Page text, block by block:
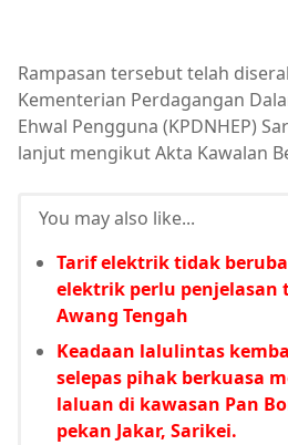
Rampasan tersebut telah
Kementerian Perdagangan
Ehwal Pengguna (KPDNHEP)
lanjut mengikut Akta Kawalan
You may also like...
Tarif elektrik tidak
elektrik perlu penjelasan
Awang Tengah
Keadaan lalulintas
selepas pihak berkuasa
laluan di kawasan Pan
pekan Jakar, Sarikei.